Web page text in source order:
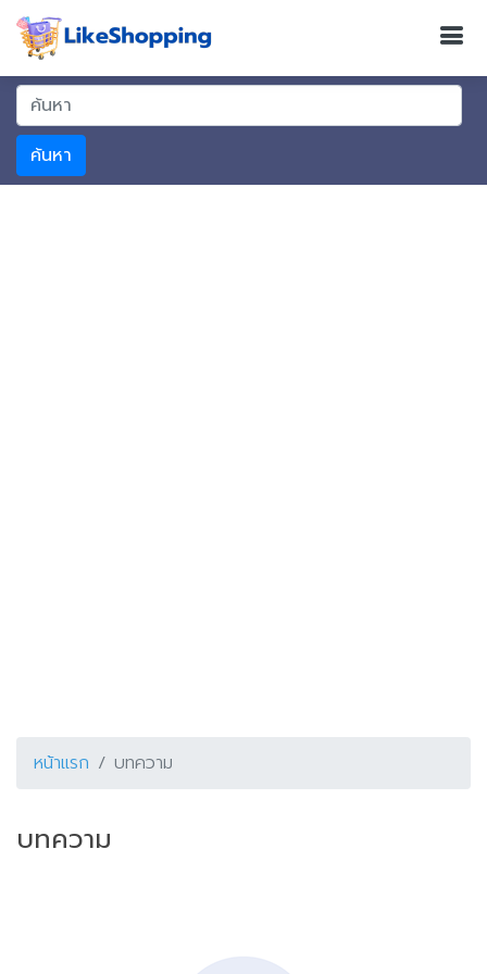
ค้นหา
หน้าแรก บทความ
บทความ